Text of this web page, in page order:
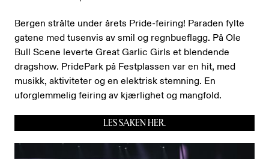
Bergen strålte under årets Pride-feiring! Paraden fylte
gatene med tusenvis av smil og regnbueflagg. På Ole
Bull Scene leverte Great Garlic Girls et blendende
dragshow. PridePark på Festplassen var en hit, med
musikk, aktiviteter og en elektrisk stemning. En
uforglemmelig feiring av kjærlighet og mangfold.
LES SAKEN HER.